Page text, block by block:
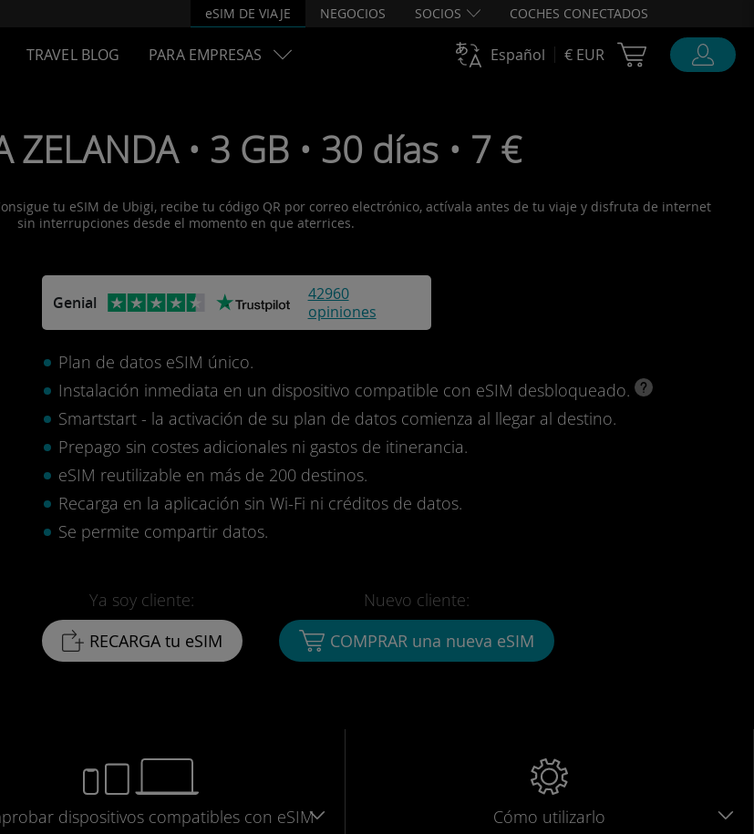
eSIM DE VIAJE NEGOCIOS SOCIOS COCHES CONECTADOS
TRAVEL BLOG PARA EMPRESAS Español € EUR Cart Ubigi
ZELANDA • 3 GB • 30 días • 7 €
tu eSIM de Ubigi, recibe tu código QR por correo electrónico, actívala antes de tu viaje y disfruta de internet
sin interrupciones desde el momento en que aterrices.
Genial
42960
opiniones
Plan de datos eSIM único.
Instalación inmediata en un dispositivo compatible con eSIM desbloqueado.
Smartstart - la activación de su plan de datos comienza al llegar al destino.
Prepago sin costes adicionales ni gastos de itinerancia.
eSIM reutilizable en más de 200 destinos.
Recarga en la aplicación sin Wi-Fi ni créditos de datos.
Se permite compartir datos.
Ya soy cliente:
RECARGA tu eSIM
Nuevo cliente:
COMPRAR una nueva eSIM
dispositivos compatibles con eSIM Cómo utilizarlo